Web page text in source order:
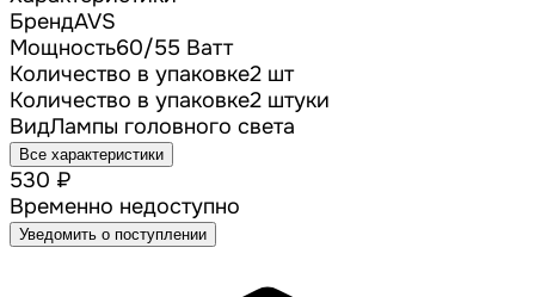
БрендAVS
Мощность60/55 Ватт
Количество в упаковке2 шт
Количество в упаковке2 штуки
ВидЛампы головного света
Все характеристики
530 ₽
Временно недоступно
Уведомить о поступлении